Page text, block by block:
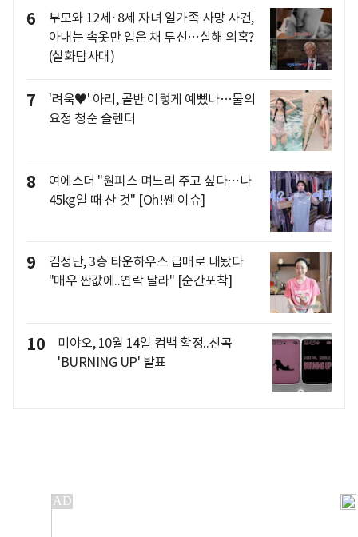
6
부모와 12세·8세 자녀 일가족 사망 사건,
아내는 속옷만 입은 채 투신…살해 의혹?
(실화탐사대)
7
'려욱♥' 아리, 골반 이렇게 예뻤나…물의
요정 청순 슬렌더
8
여에스더 "원피스 며느리 주고 싶다…나
45kg일 때 산 것" [Oh!쎈 이슈]
9
김정난, 3층 타운하우스 급매로 내놨다
"매우 싼값에..연락 달라" [순간포착]
10
미야오, 10월 14일 컴백 확정..신곡
'BURNING UP' 발표